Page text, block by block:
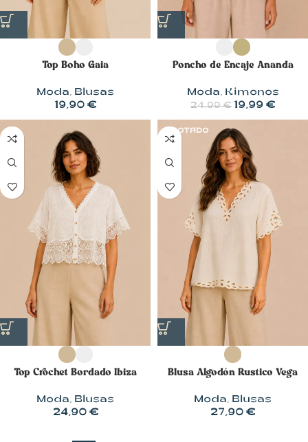
Top Boho Gaia
Moda, Blusas
19,90 €
Poncho de Encaje Ananda
Moda, Kimonos
24,99€ 19,99 €
Top Crochet Bordado Ibiza
Moda, Blusas
24,90 €
AGOTADO
Blusa Algodón Rustico Vega
Moda, Blusas
27,90 €